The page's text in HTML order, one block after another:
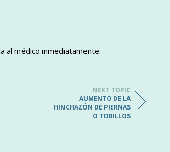
al médico inmediatamente.
NEXT TOPIC
AUMENTO DE LA
HINCHAZÓN DE PIERNAS
O TOBILLOS